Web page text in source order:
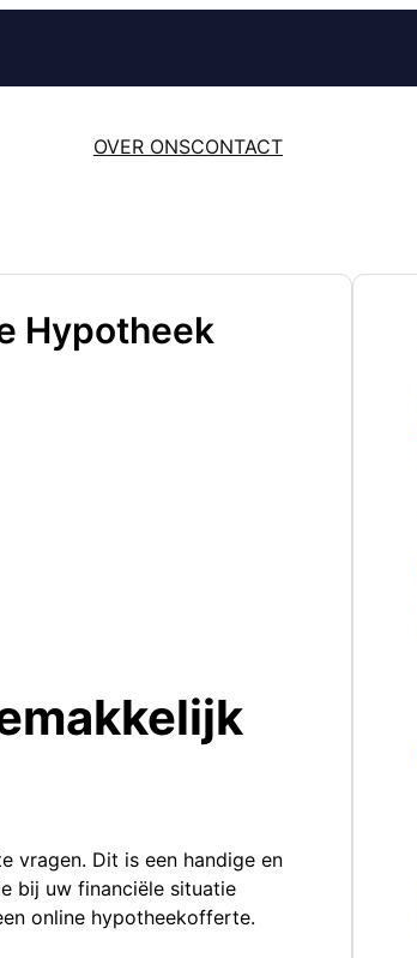
OVER ONSCONTACT
Hypotheek
vragen. Dit is een handige en
bij uw financiële situatie
online hypotheekofferte.